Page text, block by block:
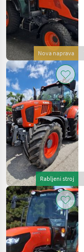
Nova naprava
Rabljeni stroj